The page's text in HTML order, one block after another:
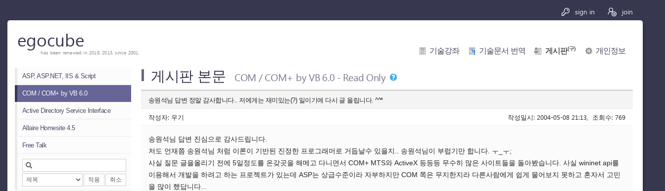
sign in join
egocube
has been renewed in 2018, 2013, since 2001. 기술강좌 기술문서 번역 게시판(구) 개인정보
ASP, ASP.NET, IIS & Script
COM / COM+ by VB 6.0
Active Directory Service Interface
Allaire Homesite 4.5
Free Talk
적용 취소
게시판 본문 COM / COM+ by VB 6.0 - Read Only
송원석님 답변 정말 감사합니다.. 저에게는 재미있는(?) 일이기에 다시 글 올립니다. ^^*
작성자: 우기 작성일시: 2004-05-08 21:13, 조회수: 769
송원석님 답변 진심으로 감사드립니다.
저도 언재쯤 송원석님 처럼 이론이 기반된 진정한 프로그래머로 거듭날수 있을지.. 송원석님이 부럽기만 합니다. ㅜ_ㅜ;
사실 질문 글을올리기 전에 5일정도를 온갖곳을 해메고 다니면서 COM+ MTS와 ActiveX 등등등 무수히 많은 사이트들을 돌아봤습니다. 사실 wininet api를
이용해서 개발을 하려고 하는 프로젝트가 있는데 ASP는 상급수준이라 자부하지만 COM 쪽은 무지한지라 다른사람에게 쉽게 물어보지 못하고 혼자서 고민
을 많이 했답니다...